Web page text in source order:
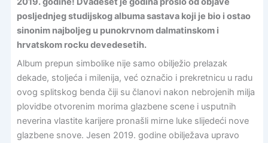
posljednjeg studijskog albuma sastava koji je bio i ostao
sinonim najboljeg u punokrvnom dalmatinskom i
hrvatskom rocku devedesetih.
Album prepun simbolike nije samo obilježio prelazak
dekade, stoljeća i milenija, već označio i prekretnicu u radu
ovog splitskog benda čiji su članovi nakon nebrojenih milja
plovidbe otvorenim morima glazbene scene i usputnih
neverina vlastite karijere pronašli mirne luke slijedeći nove
glazbene snove. Jesen 2019. godine obilježava upravo